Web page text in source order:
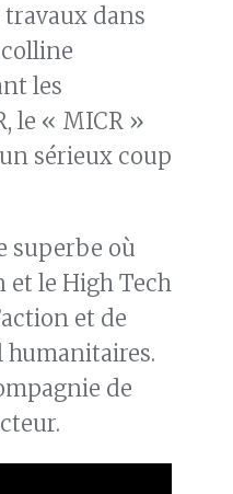
travaux dans
les
le « MICR »
sérieux coup
superbe où
et le High Tech
et de
de